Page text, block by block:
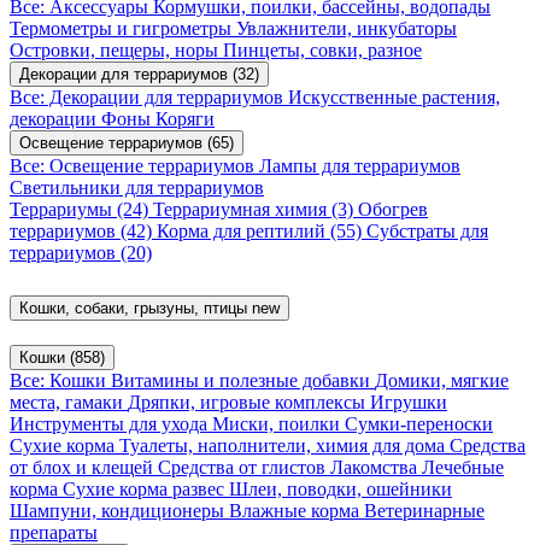
Все: Аксессуары Кормушки, поилки, бассейны, водопады
Термометры и гигрометры Увлажнители, инкубаторы
Островки, пещеры, норы Пинцеты, совки, разное
Декорации для террариумов (32)
Все: Декорации для террариумов Искусственные растения,
декорации Фоны Коряги
Освещение террариумов (65)
Все: Освещение террариумов Лампы для террариумов
Светильники для террариумов
Террариумы (24) Террариумная химия (3) Обогрев
террариумов (42) Корма для рептилий (55) Субстраты для
террариумов (20)
Кошки, собаки, грызуны, птицы new
Кошки (858)
Все: Кошки Витамины и полезные добавки Домики, мягкие
места, гамаки Дряпки, игровые комплексы Игрушки
Инструменты для ухода Миски, поилки Сумки-переноски
Сухие корма Туалеты, наполнители, химия для дома Средства
от блох и клещей Средства от глистов Лакомства Лечебные
корма Сухие корма развес Шлеи, поводки, ошейники
Шампуни, кондиционеры Влажные корма Ветеринарные
препараты